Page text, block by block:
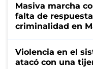
Masiva marcha
falta de
criminalidad en
Violencia en el
atacó con una